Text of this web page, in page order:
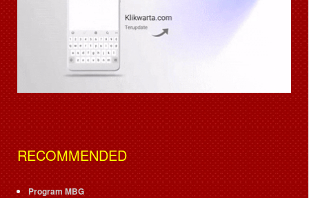
RECOMMENDED
Program MBG